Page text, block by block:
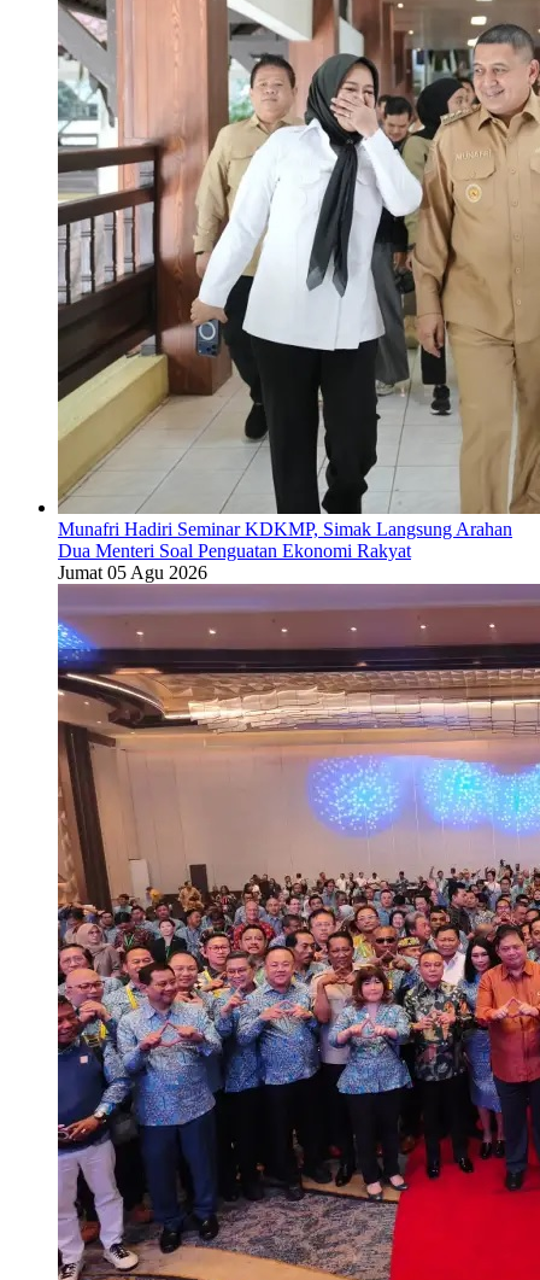
Munafri Hadiri Seminar KDKMP, Simak Langsung Arahan
Dua Menteri Soal Penguatan Ekonomi Rakyat
Jumat 05 Agu 2026